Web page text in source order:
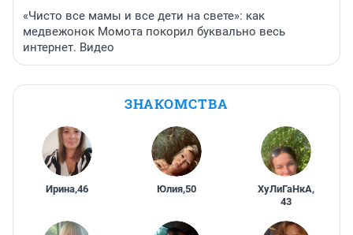
«Чисто все мамы и все дети на свете»: как
медвежонок Момота покорил буквально весь
интернет. Видео
ЗНАКОМСТВА
Ирина,46 Юлия,50 ХуЛиГаНкА,
43